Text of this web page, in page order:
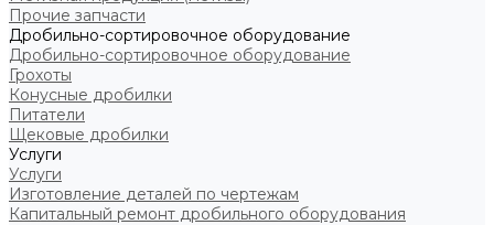
Прочие запчасти
Дробильно-сортировочное оборудование
Дробильно-сортировочное оборудование
Грохоты
Конусные дробилки
Питатели
Щековые дробилки
Услуги
Услуги
Изготовление деталей по чертежам
Капитальный ремонт дробильного оборудования